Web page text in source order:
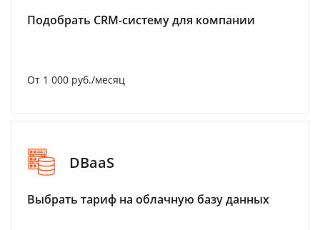
Подобрать CRM-систему для компании
От 1 000 руб./месяц
DBaaS
Выбрать тариф на облачную базу данных